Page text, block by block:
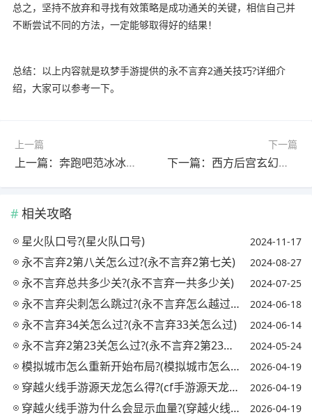
总之，坚持不放弃和寻找有效策略是成功通关的关键，相信自己并
不断尝试不同的方法，一定能够取得好的结果！
总结：以上内容就是玖梦手游提供的永不言弃2通关技巧?详细介
绍，大家可以参考一下。
上一篇
上一篇：奔跑吧范冰冰是第几期来的?(奔跑吧范冰冰是哪一期)
下一篇
下一篇：西方后宫玄幻小说排名(西方后宫玄幻小说排名榜)
相关攻略
星火队口号?(星火队口号) 2024-11-17
永不言弃2第八关怎么过?(永不言弃2第七关) 2024-08-27
永不言弃总共多少关?(永不言弃一共多少关) 2024-07-25
永不言弃尖刺怎么跳过?(永不言弃怎么越过尖刺) 2024-06-18
永不言弃34关怎么过?(永不言弃33关怎么过) 2024-06-14
永不言弃2第23关怎么过?(永不言弃2第23关怎么过视频) 2024-05-24
模拟城市怎么重新开始布局?(模拟城市怎么样重新布局) 2026-04-19
穿越火线手游源天龙怎么得?(cf手游源天龙怎么获得) 2026-04-19
穿越火线手游为什么会显示血量?(穿越火线手机版显示的血量怎么开) 2026-04-19